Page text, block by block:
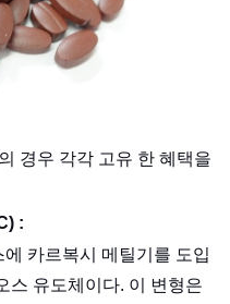
경우 각각 고유 한 혜택을
:
카르복시 메틸기를 도입
스 유도체이다. 이 변형은